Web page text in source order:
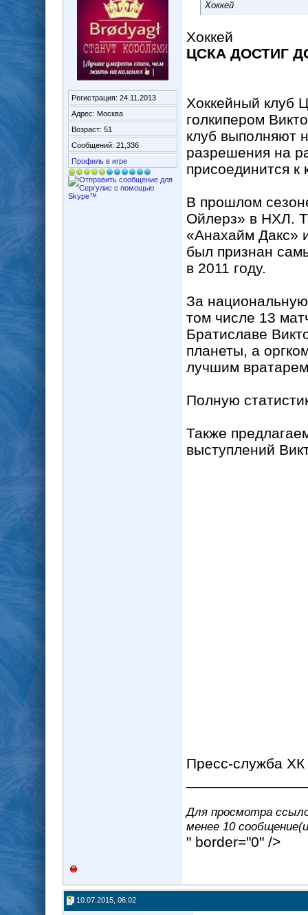
Регистрация: 24.11.2013
Адрес: Москва
Возраст: 51
Сообщений: 21,336
Профиль в игре
Хоккей
Хоккей
ЦСКА ДОСТИГ
Хоккейный клуб
голкипером
клуб выполняют
разрешения на
присоединится к
В прошлом
Ойлерз» в НХЛ.
«Анахайм Дакс»
был признан
в 2011 году.
За
том числе 13
Братиславе
планеты, а
лучшим
Полную
Также
выступлений
Пресс-служба
Для просмотра
менее 10
" border="0" />
10.07.2015, 06:02